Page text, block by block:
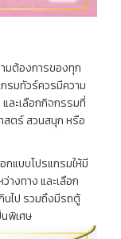
มต้องการของทุก
รมทัวร์ควรมีความ
ละเลือกกิจกรรมที่
สตร์ สวนสนุก หรือ
แบบโปรแกรมให้มี
างทาง และเลือก
นไป รวมถึงมีรถตู้
พิเศษ